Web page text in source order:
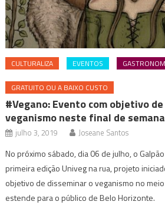
CULTURALIZA EVENTOS
GRATUITO OU A BAIXO CUSTO
#Vegano: Evento com objetivo
veganismo neste final de semana
julho 3, 2019 Joseane Santos
No próximo sábado, dia 06 de julho, o
primeira edição Univeg na rua, projeto
objetivo de disseminar o veganismo no
estende para o público de Belo Horizonte.